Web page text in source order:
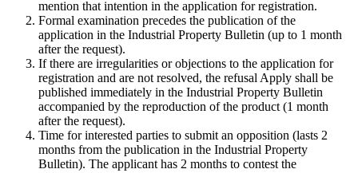
mention that intention in the application for registration.
Formal examination precedes the publication of the
application in the Industrial Property Bulletin (up to 1 month
after the request).
If there are irregularities or objections to the application for
registration and are not resolved, the refusal Apply shall be
published immediately in the Industrial Property Bulletin
accompanied by the reproduction of the product (1 month
after the request).
Time for interested parties to submit an opposition (lasts 2
months from the publication in the Industrial Property
Bulletin). The applicant has 2 months to contest the